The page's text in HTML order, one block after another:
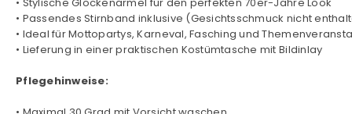
• Passendes Stirnband inklusive (Gesichtsschmuck nicht
• Ideal für Mottopartys, Karneval, Fasching und
• Lieferung in einer praktischen Kostümtasche mit Bildinlay
Pflegehinweise: